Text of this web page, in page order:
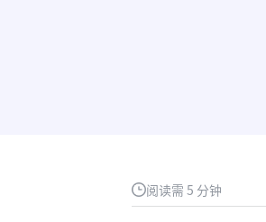
阅读需 5 分钟